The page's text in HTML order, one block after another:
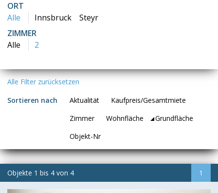
ORT
Alle
Innsbruck
Steyr
ZIMMER
Alle
2
Alle Filter zurücksetzen
Sortieren nach
Aktualität
Kaufpreis/Gesamtmiete
Zimmer
Wohnfläche
Grundfläche
Objekt-Nr
Objekte 1 bis 4 von 4 1